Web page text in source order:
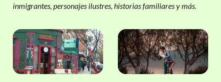
inmigrantes, personajes ilustres, historias familiares y más.